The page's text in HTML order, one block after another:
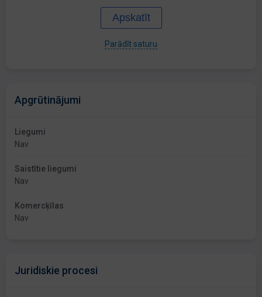
Apskatīt
Parādīt saturu
Apgrūtinājumi
Liegumi
Nav
Saistītie liegumi
Nav
Komercķīlas
Nav
Juridiskie procesi